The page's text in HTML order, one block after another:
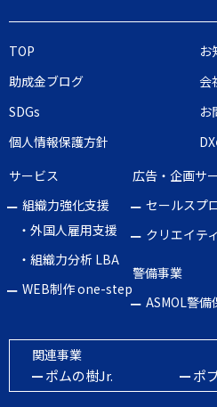
TOP
お
助成金ブログ
会
SDGs
お
個人情報保護方針
サービス
組織力強化支援
・外国人雇用支援
・組織力分析 LBA
WEB制作 one-step
広告・企画サ
セールスプ
クリエイテ
警備事業
ASMOL警備
関連事業
ポムの樹Jr. ポ